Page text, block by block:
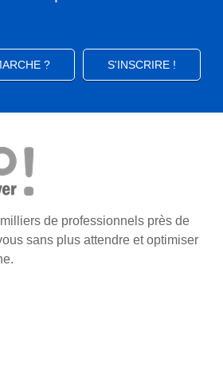
? S'INSCRIRE !
de professionnels près de
sans plus attendre et optimiser